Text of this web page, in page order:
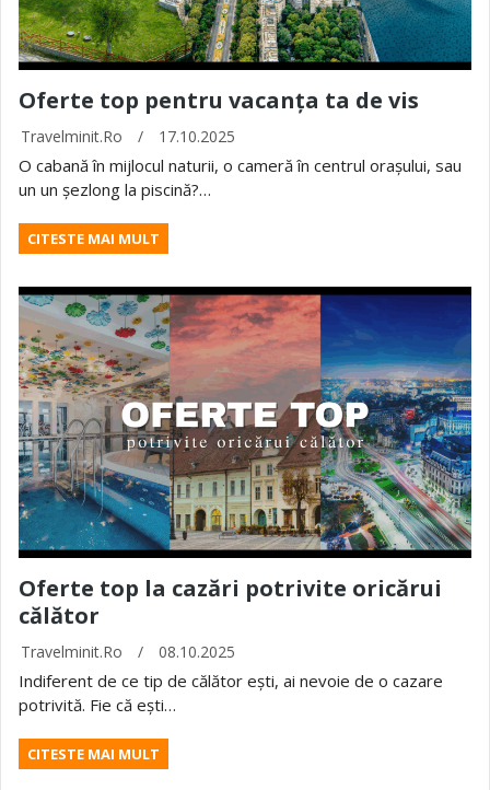
Oferte top pentru vacanța ta de vis
Travelminit.ro / 17.10.2025
O cabană în mijlocul naturii, o cameră în centrul orașului, sau
un un șezlong la piscină?…
CITESTE MAI MULT
Oferte top la cazări potrivite oricărui
călător
Travelminit.ro / 08.10.2025
Indiferent de ce tip de călător ești, ai nevoie de o cazare
potrivită. Fie că ești…
CITESTE MAI MULT